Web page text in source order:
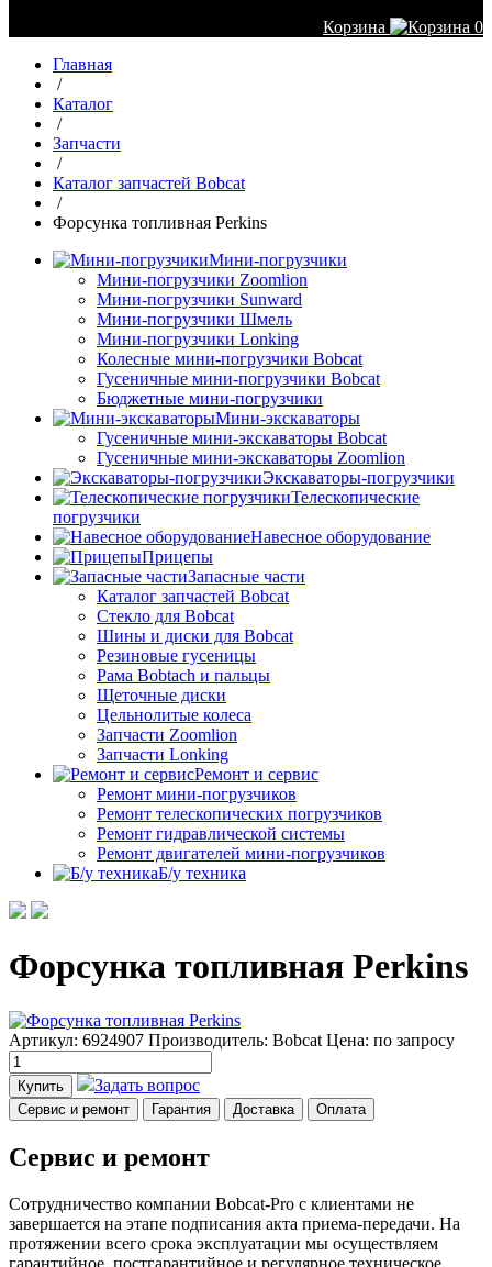
Корзина
0
Главная
/
Каталог
/
Запчасти
/
Каталог запчастей Bobcat
/
Форсунка топливная Perkins
Мини-погрузчики
Мини-погрузчики Zoomlion
Мини-погрузчики Sunward
Мини-погрузчики Шмель
Мини-погрузчики Lonking
Колесные мини-погрузчики Bobcat
Гусеничные мини-погрузчики Bobcat
Бюджетные мини-погрузчики
Мини-экскаваторы
Гусеничные мини-экскаваторы Bobcat
Гусеничные мини-экскаваторы Zoomlion
Экскаваторы-погрузчики
Телескопические
погрузчики
Навесное оборудование
Прицепы
Запасные части
Каталог запчастей Bobcat
Стекло для Bobcat
Шины и диски для Bobcat
Резиновые гусеницы
Рама Bobtach и пальцы
Щеточные диски
Цельнолитые колеса
Запчасти Zoomlion
Запчасти Lonking
Ремонт и сервис
Ремонт мини-погрузчиков
Ремонт телескопических погрузчиков
Ремонт гидравлической системы
Ремонт двигателей мини-погрузчиков
Б/у техника
Форсунка топливная Perkins
Артикул: 6924907 Производитель: Bobcat Цена: по запросу
Купить Задать вопрос
Сервис и ремонт Гарантия Доставка Оплата
Сервис и ремонт
Сотрудничество компании Bobcat-Pro с клиентами не
завершается на этапе подписания акта приема-передачи. На
протяжении всего срока эксплуатации мы осуществляем
гарантийное, постгарантийное и регулярное техническое